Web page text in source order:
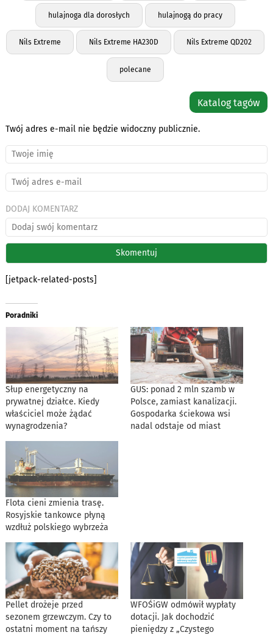
hulajnoga dla dorosłych hulajnogą do pracy
Nils Extreme Nils Extreme HA230D Nils Extreme QD202
polecane
Katalog tagów
Twój adres e-mail nie będzie widoczny publicznie.
DODAJ KOMENTARZ
[jetpack-related-posts]
Poradniki
Słup energetyczny na
prywatnej działce. Kiedy
właściciel może żądać
wynagrodzenia?
GUS: ponad 2 mln szamb w
Polsce, zamiast kanalizacji.
Gospodarka ściekowa wsi
nadal odstaje od miast
Flota cieni zmienia trasę.
Rosyjskie tankowce płyną
wzdłuż polskiego wybrzeża
Pellet drożeje przed
sezonem grzewczym. Czy to
ostatni moment na tańszy
WFOŚiGW odmówił wypłaty
dotacji. Jak dochodzić
pieniędzy z „Czystego